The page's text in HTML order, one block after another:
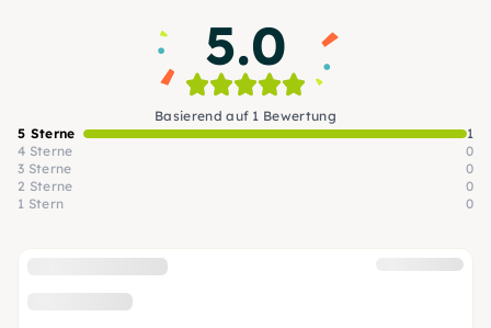
5.0
Basierend auf 1 Bewertung
5 Sterne
1
4 Sterne
0
3 Sterne
0
2 Sterne
0
1 Stern
0